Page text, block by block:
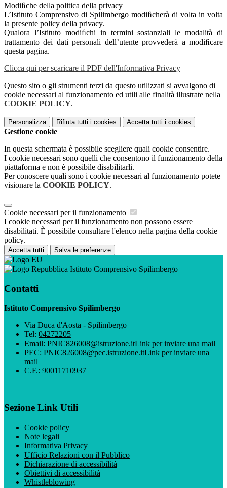
Modiﬁche della politica della privacy
L’Istituto Comprensivo di Spilimbergo modiﬁcherà di volta in volta
la presente policy della privacy.
Qualora l’Istituto modiﬁchi in termini sostanziali le modalità di
trattamento dei dati personali dell’utente provvederà a modiﬁcare
questa pagina.
Clicca qui per scaricare il PDF dell'Informativa Privacy
Questo sito o gli strumenti terzi da questo utilizzati si avvalgono di
cookie necessari al funzionamento ed utili alle finalità illustrate nella
COOKIE POLICY.
Personalizza Rifiuta tutti i cookies Accetta tutti i cookies
Gestione cookie
In questa schermata è possibile scegliere quali cookie consentire.
I cookie necessari sono quelli che consentono il funzionamento della
piattaforma e non è possibile disabilitarli.
Per conoscere quali sono i cookie necessari al funzionamento potete
visionare la COOKIE POLICY.
Cookie necessari per il funzionamento
I cookie necessari per il funzionamento non possono essere
disabilitati. È possibile consultare l'elenco nella pagina della cookie
policy.
Accetta tutti Salva le preferenze
Istituto Comprensivo Spilimbergo
Contatti
Istituto Comprensivo Spilimbergo
Via Duca d'Aosta - Spilimbergo
Tel: 04272205
Email: PNIC826008@istruzione.itLink per inviare una mail
PEC: PNIC826008@pec.istruzione.itLink per inviare una
mail
C.F.: 90011710937
Sezione Link Utili
Cookie policy
Note legali
Informativa Privacy
Ufficio Relazioni con il Pubblico
Dichiarazione di accessibilità
Obiettivi di accessibilità
Whistleblowing